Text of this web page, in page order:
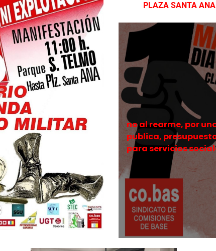
PLAZA SANTA
no al rearme, por
publica,
para servicios